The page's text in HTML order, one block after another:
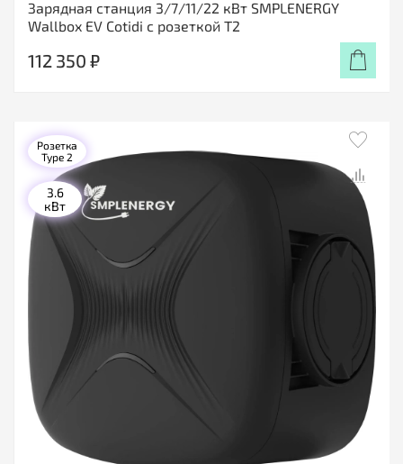
Зарядная станция 3/7/11/22 кВт SMPLENERGY
Wallbox EV Cotidi с розеткой Т2
112 350 ₽
Розетка
Type 2
3.6
кВт